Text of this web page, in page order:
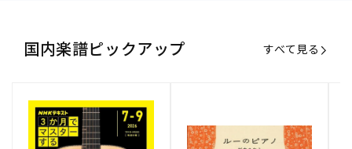
国内楽譜ピックアップ すべて見る